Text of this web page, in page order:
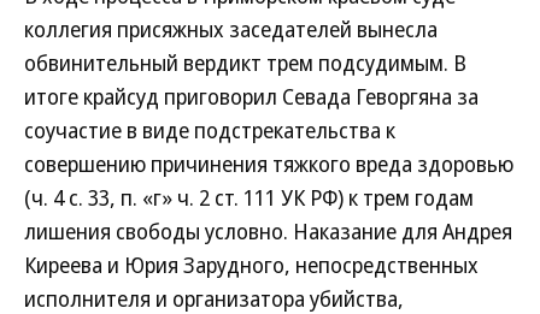
коллегия присяжных заседателей вынесла
обвинительный вердикт трем подсудимым. В
итоге крайсуд приговорил Севада Геворгяна за
соучастие в виде подстрекательства к
совершению причинения тяжкого вреда здоровью
(ч. 4 с. 33, п. «г» ч. 2 ст. 111 УК РФ) к трем годам
лишения свободы условно. Наказание для Андрея
Киреева и Юрия Зарудного, непосредственных
исполнителя и организатора убийства,